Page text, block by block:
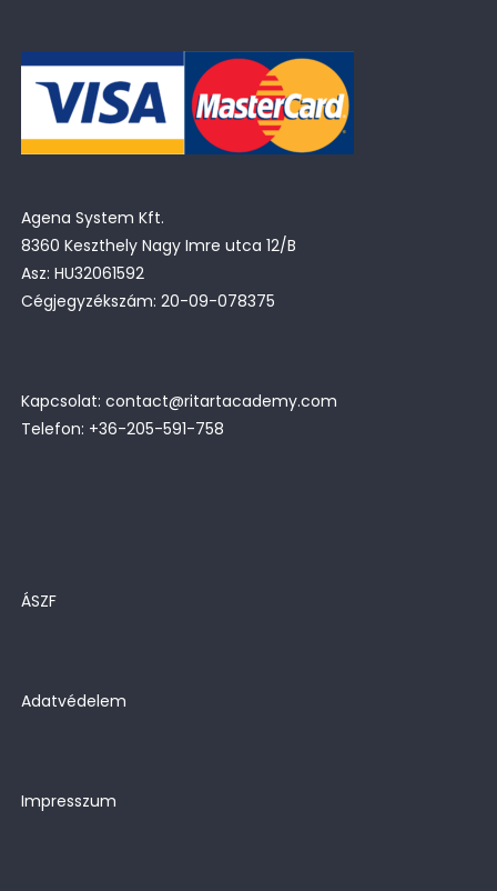
Agena System Kft.
8360 Keszthely Nagy Imre utca 12/B
Asz: HU32061592
Cégjegyzékszám: 20-09-078375
Kapcsolat: contact@ritartacademy.com
Telefon: +36-205-591-758
ÁSZF
Adatvédelem
Impresszum